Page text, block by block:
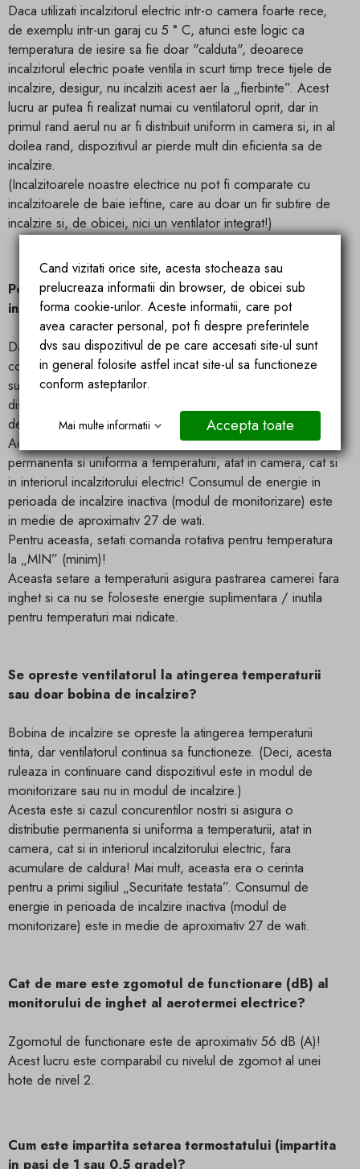
Daca utilizati incalzitorul electric intr-o camera foarte rece,
de exemplu intr-un garaj cu 5 ° C, atunci este logic ca
temperatura de iesire sa fie doar "calduta", deoarece
incalzitorul electric poate ventila in scurt timp trece tijele de
incalzire, desigur, nu incalziti acest aer la „fierbinte”. Acest
lucru ar putea fi realizat numai cu ventilatorul oprit, dar in
primul rand aerul nu ar fi distribuit uniform in camera si, in al
doilea rand, dispozitivul ar pierde mult din eficienta sa de
incalzire.
(Incalzitoarele noastre electrice nu pot fi comparate cu
incalzitoarele de baie ieftine, care au doar un fir subtire de
incalzire si, de obicei, nici un ventilator integrat!)
Poate fi folosita aeroterma electrica, in regim anti-
inghet in functionare continua?
Da! Cu toate acestea, va rugam sa retineti ca ventilatorul,
continua sa functioneze din motive tehnice (inclusiv
supraincalzire). Deci, acesta ruleaza in continuare cand
dispozitivul este in modul de monitorizare sau nu in modul
de incalzire.
Acesta este si cazul concurentilor si serveste o distributie
permanenta si uniforma a temperaturii, atat in ​​camera, cat si
in interiorul incalzitorului electric! Consumul de energie in
perioada de incalzire inactiva (modul de monitorizare) este
in medie de aproximativ 27 de wati.
Pentru aceasta, setati comanda rotativa pentru temperatura
la „MIN” (minim)!
Aceasta setare a temperaturii asigura pastrarea camerei fara
inghet si ca nu se foloseste energie suplimentara / inutila
pentru temperaturi mai ridicate.
Se opreste ventilatorul la atingerea temperaturii
sau doar bobina de incalzire?
Bobina de incalzire se opreste la atingerea temperaturii
tinta, dar ventilatorul continua sa functioneze. (Deci, acesta
ruleaza in continuare cand dispozitivul este in modul de
monitorizare sau nu in modul de incalzire.)
Acesta este si cazul concurentilor nostri si asigura o
distributie permanenta si uniforma a temperaturii, atat in ​​
camera, cat si in interiorul incalzitorului electric, fara
acumulare de caldura! Mai mult, aceasta era o cerinta
pentru a primi sigiliul „Securitate testata”. Consumul de
energie in perioada de incalzire inactiva (modul de
monitorizare) este in medie de aproximativ 27 de wati.
Cat de mare este zgomotul de functionare (dB) al
monitorului de inghet al aerotermei electrice?
Zgomotul de functionare este de aproximativ 56 dB (A)!
Acest lucru este comparabil cu nivelul de zgomot al unei
hote de nivel 2.
Cum este impartita setarea termostatului (impartita
in pasi de 1 sau 0,5 grade)?
Cand vizitati orice site, acesta stocheaza sau
prelucreaza informatii din browser, de obicei sub
forma cookie-urilor. Aceste informatii, care pot
avea caracter personal, pot fi despre preferintele
dvs sau dispozitivul de pe care accesati site-ul sunt
in general folosite astfel incat site-ul sa functioneze
conform asteptarilor.
Mai multe informatii Accepta toate